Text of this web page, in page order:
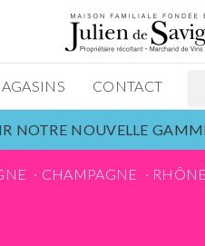
CONTACT
NOTRE NOUVELLE
CHAMPAGNE RHÔNE